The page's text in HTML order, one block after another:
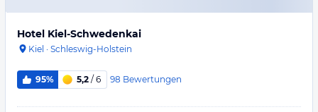
Hotel Kiel-Schwedenkai
Kiel · Schleswig-Holstein
95% 5,2 / 6 98 Bewertungen